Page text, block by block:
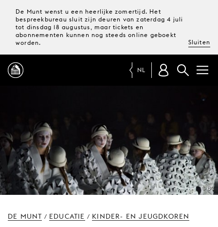
De Munt wenst u een heerlijke zomertijd. Het
bespreekbureau sluit zijn deuren van zaterdag 4 juli
tot dinsdag 18 augustus, maar tickets en
abonnementen kunnen nog steeds online geboekt
worden.
Sluiten
MAGAZINE
TICKETS &
ABONNEMENTEN
UW
NL
© BC
DE MUNT / EDUCATIE / KINDER- EN JEUGDKOREN